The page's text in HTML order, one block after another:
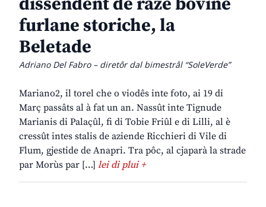
furlane storiche, la
Beletade
Adriano Del Fabro – diretôr dal bimestrâl “SoleVerde”
Mariano2, il torel che o viodês inte foto, ai 19 di
Març passâts al à fat un an. Nassût inte Tignude
Marianis di Palaçûl, fi di Tobie Friûl e di Lilli, al è
cressût intes stalis de aziende Ricchieri di Vile di
Flum, gjestide de Anapri. Tra pôc, al cjaparà la strade
par Morùs par […] lei di plui +